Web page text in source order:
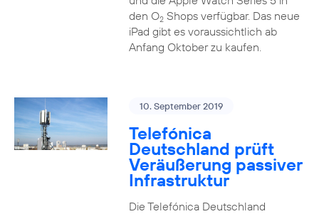
den O2Shops verfügbar. Das neue
iPad gibt es voraussichtlich ab
Anfang Oktober zu kaufen.
10. September 2019
Telefónica
Deutschland prüft
Veräußerung passiver
Infrastruktur
Die Telefónica Deutschland